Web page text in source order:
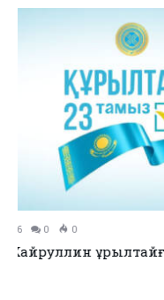
11.07.2026
no title